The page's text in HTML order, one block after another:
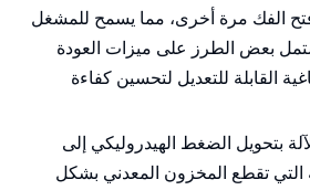
فتح الفك مرة أخرى، مما يسمح للمشغل
بعض الطرز على ميزات العودة
القابلة للتعديل لتحسين كفاءة
بتحويل الضغط الهيدروليكي إلى
التي تقطع المخزون المعدني بشكل